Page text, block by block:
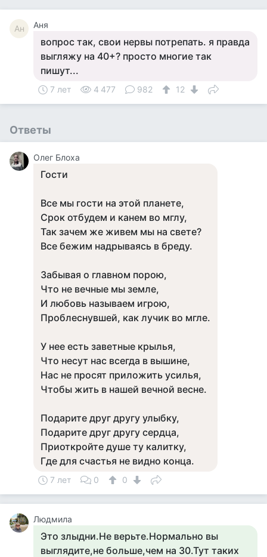
Ан Аня
вопрос так, свои нервы потрепать. я правда
выгляжу на 40+? просто многие так
пишут...
7 лет 4 477 982 12
Ответы
Олег Блоха
Гости
Все мы гости на этой планете,
Срок отбудем и канем во мглу,
Так зачем же живем мы на свете?
Все бежим надрываясь в бреду.
Забывая о главном порою,
Что не вечные мы земле,
И любовь называем игрою,
Проблеснувшей, как лучик во мгле.
У нее есть заветные крылья,
Что несут нас всегда в вышине,
Нас не просят приложить усилья,
Чтобы жить в нашей вечной весне.
Подарите друг другу улыбку,
Подарите друг другу сердца,
Приоткройте душе ту калитку,
Где для счастья не видно конца.
7 лет 0 0
Людмила
Это злыдни.Не верьте.Нормально вы
выглядите,не больше,чем на 30.Тут таких